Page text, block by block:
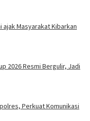
ajak Masyarakat Kibarkan
2026 Resmi Bergulir, Jadi
Perkuat Komunikasi